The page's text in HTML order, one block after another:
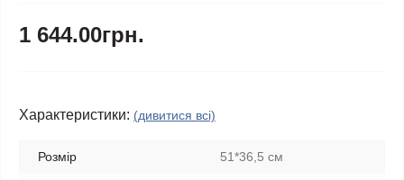
1 644.00грн.
Характеристики: (дивитися всі)
Розмір 51*36,5 см